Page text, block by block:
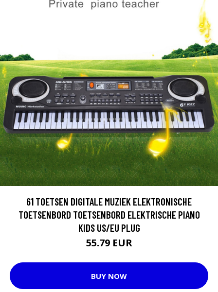
61 TOETSEN DIGITALE MUZIEK ELEKTRONISCHE
TOETSENBORD TOETSENBORD ELEKTRISCHE PIANO
KIDS US/EU PLUG
55.79 EUR
BUY NOW